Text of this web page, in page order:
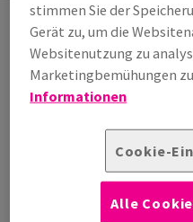
KONTAKTIEREN SIE UNS
Setzen Sie sich einfach
schnellstmöglich bei
Kontaktformular
stimmen Sie der
Gerät zu, um die
Websitenutzung zu
Marketingbemühungen
Informationen
Cookie-
Alle